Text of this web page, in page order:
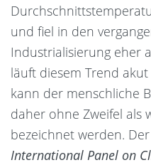
und fiel in den
Industrialisierung eher
läuft diesem Trend akut
kann der menschliche
daher ohne Zweifel als
bezeichnet werden.
International Panel on